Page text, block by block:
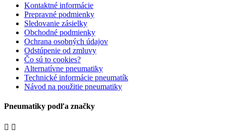
Kontaktné informácie
Prepravné podmienky
Sledovanie zásielky
Obchodné podmienky
Ochrana osobných údajov
Odstúpenie od zmluvy
Čo sú to cookies?
Alternatívne pneumatiky
Technické informácie pneumatík
Návod na použitie pneumatiky
Pneumatiky podľa značky
 